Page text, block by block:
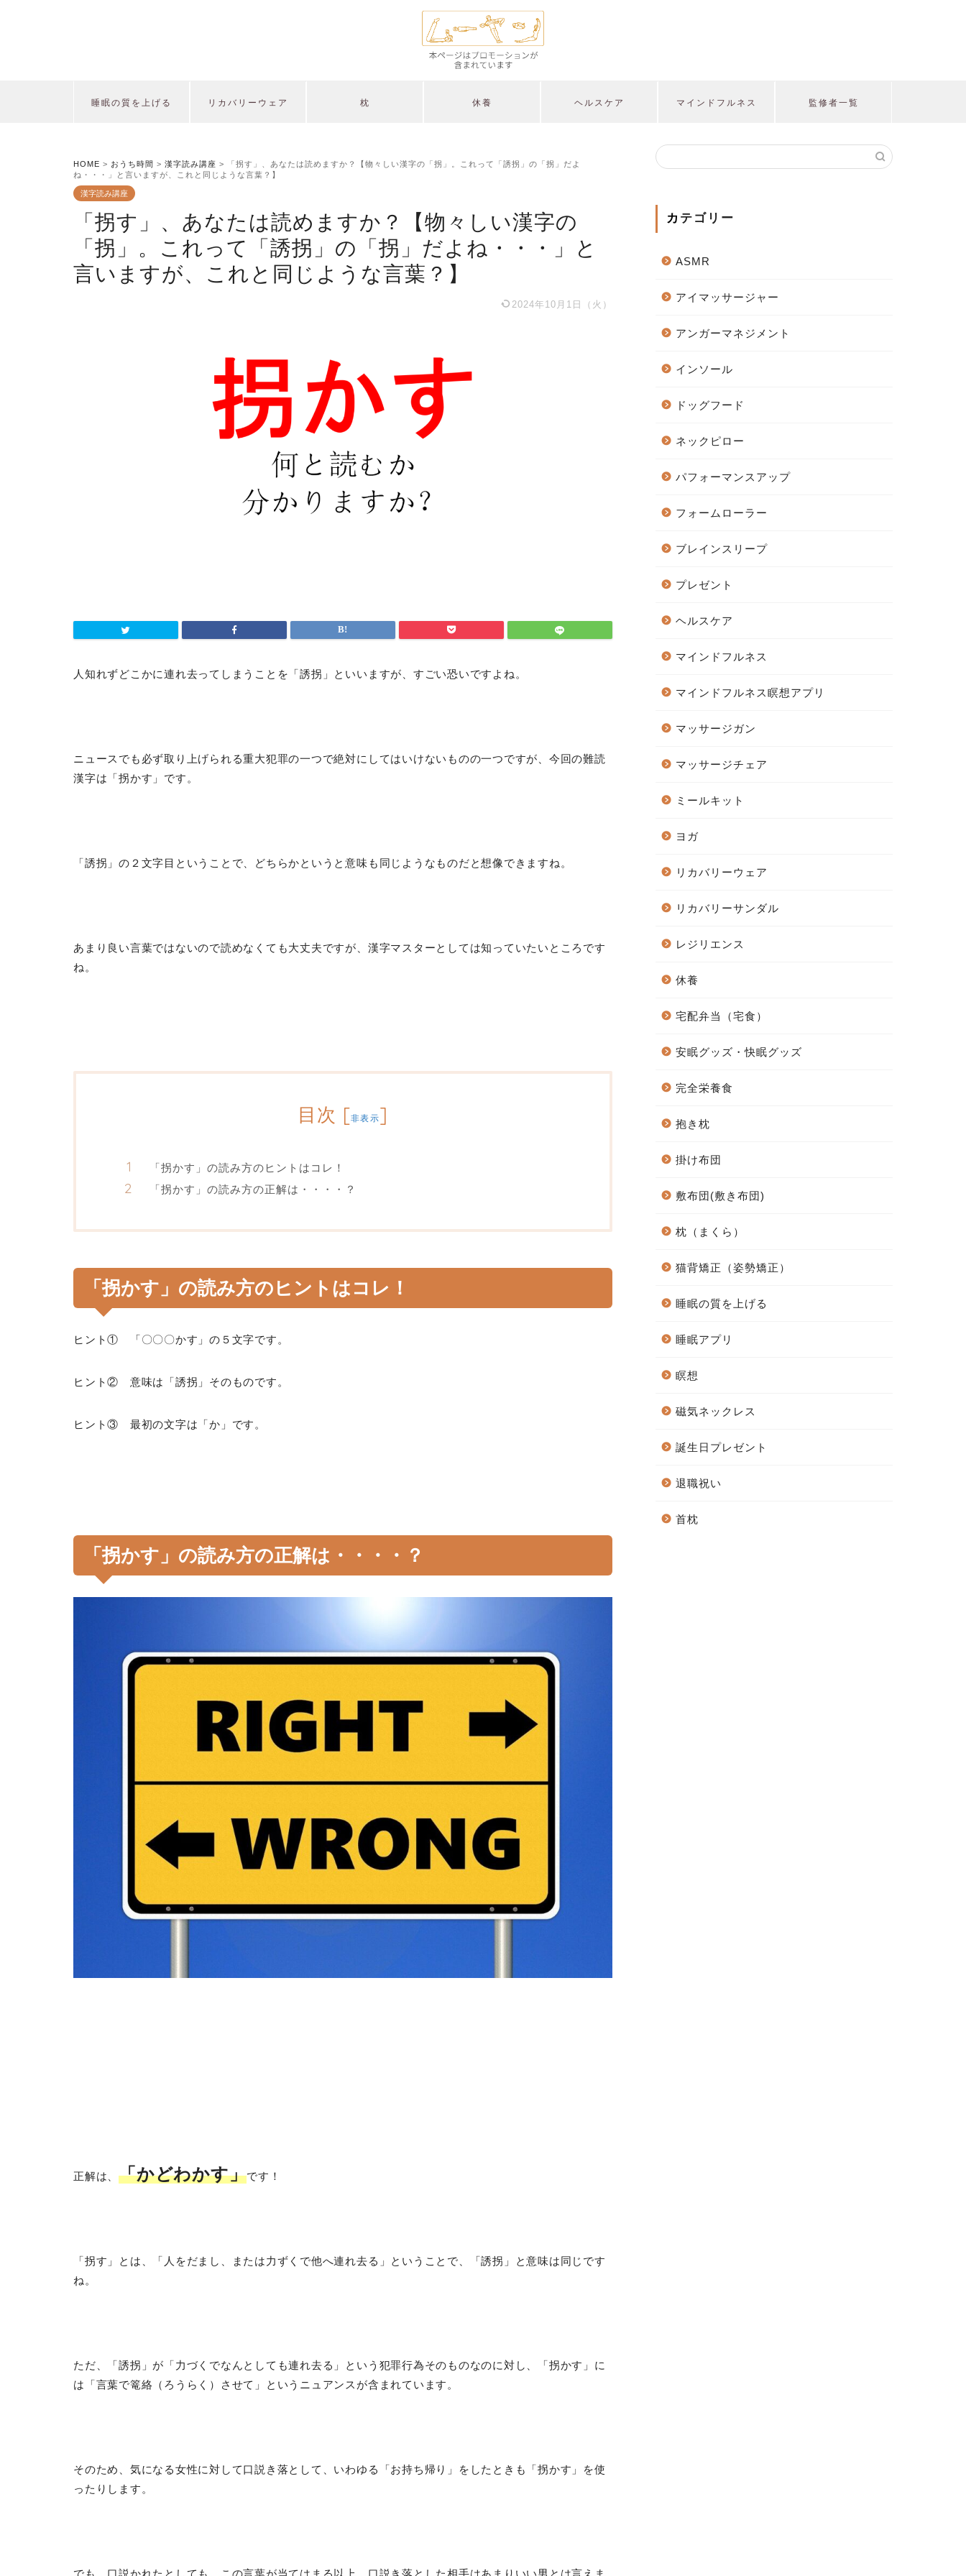
睡眠の質を上げる リカバリーウェア 枕 休養 ヘルスケア マインドフルネス 監修者一覧
HOME > おうち時間 > 漢字読み講座 >
「拐す」、あなたは読めますか？【物々しい漢字の「拐」。これって「誘拐」の「拐」だよ
ね・・・」と言いますが、これと同じような言葉？】
漢字読み講座
「拐す」、あなたは読めますか？【物々しい漢字の
「拐」。これって「誘拐」の「拐」だよね・・・」と
言いますが、これと同じような言葉？】
2024年10月1日（火）
人知れずどこかに連れ去ってしまうことを「誘拐」といいますが、すごい恐いですよね。
ニュースでも必ず取り上げられる重大犯罪の一つで絶対にしてはいけないものの一つですが、今回の難読
漢字は「拐かす」です。
「誘拐」の２文字目ということで、どちらかというと意味も同じようなものだと想像できますね。
あまり良い言葉ではないので読めなくても大丈夫ですが、漢字マスターとしては知っていたいところです
ね。
目次 [非表示]
「拐かす」の読み方のヒントはコレ！
「拐かす」の読み方の正解は・・・・？
「拐かす」の読み方のヒントはコレ！
ヒント① 「〇〇〇かす」の５文字です。
ヒント② 意味は「誘拐」そのものです。
ヒント③ 最初の文字は「か」です。
「拐かす」の読み方の正解は・・・・？
正解は、「かどわかす」です！
「拐す」とは、「人をだまし、または力ずくで他へ連れ去る」ということで、「誘拐」と意味は同じです
ね。
ただ、「誘拐」が「力づくでなんとしても連れ去る」という犯罪行為そのものなのに対し、「拐かす」に
は「言葉で篭絡（ろうらく）させて」というニュアンスが含まれています。
そのため、気になる女性に対して口説き落として、いわゆる「お持ち帰り」をしたときも「拐かす」を使
ったりします。
でも、口説かれたとしても、この言葉が当てはまる以上、口説き落とした相手はあまりいい男とは言えま
カテゴリー
ASMR
アイマッサージャー
アンガーマネジメント
インソール
ドッグフード
ネックピロー
パフォーマンスアップ
フォームローラー
ブレインスリープ
プレゼント
ヘルスケア
マインドフルネス
マインドフルネス瞑想アプリ
マッサージガン
マッサージチェア
ミールキット
ヨガ
リカバリーウェア
リカバリーサンダル
レジリエンス
休養
宅配弁当（宅食）
安眠グッズ・快眠グッズ
完全栄養食
抱き枕
掛け布団
敷布団(敷き布団)
枕（まくら）
猫背矯正（姿勢矯正）
睡眠の質を上げる
睡眠アプリ
瞑想
磁気ネックレス
誕生日プレゼント
退職祝い
首枕